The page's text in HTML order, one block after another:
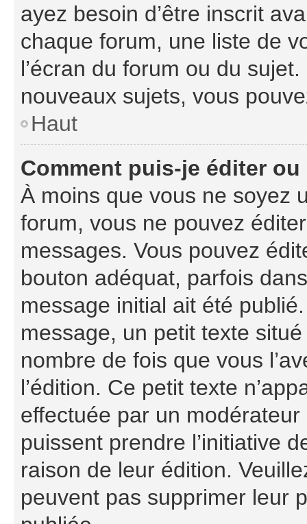
ayez besoin d’être inscrit
chaque forum, une liste de
l’écran du forum ou du
nouveaux sujets, vous
Haut
Comment puis-je éditer
À moins que vous ne soyez
forum, vous ne pouvez
messages. Vous pouvez
bouton adéquat, parfois
message initial ait été
message, un petit texte
nombre de fois que vous
l’édition. Ce petit texte
effectuée par un
puissent prendre l’initiative
raison de leur édition.
peuvent pas supprimer leur